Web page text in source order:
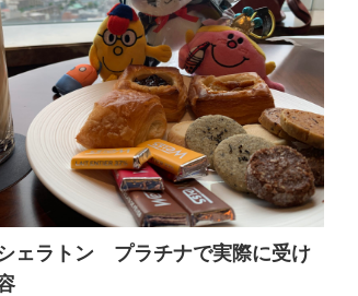
ェラトン プラチナで実際に受け